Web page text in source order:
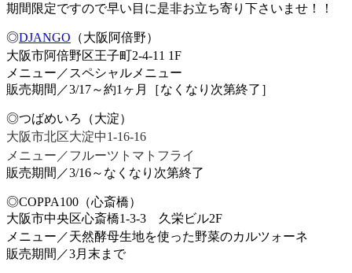
期間限定ですので早い目に是非お立ち寄り下さいませ！！
◎DJANGO （大阪阿倍野）
大阪市阿倍野区王子町2-4-11 1F
メニュー／スペシャルメニュー
販売期間／3/17～約1ヶ月［なくなり次第終了］
◎つばめいろ（大淀）
大阪市北区大淀中1-16-16
メニュー／フルーツトマトフライ
販売期間／3/16～なくなり次第終了
◎COPPA100（心斎橋）
大阪市中央区心斎橋1-3-3 久栄ビル2F
メニュー／天然酵母生地を使った野菜のカルツォーネ
販売期間／3月末まで